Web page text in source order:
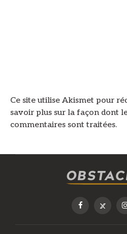
Ce site utilise Akismet pour
savoir plus sur la façon dont
commentaires sont traitées.